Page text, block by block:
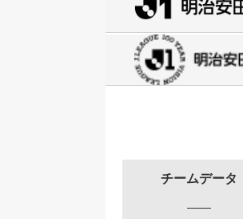
チームデータ